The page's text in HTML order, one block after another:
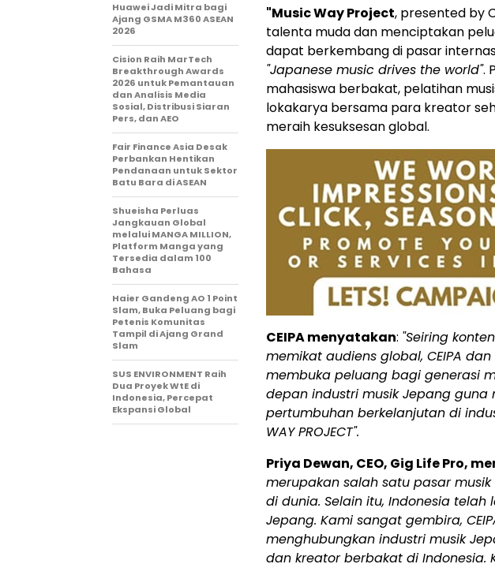
"Music Way Project, presented by
talenta muda dan menciptakan
dapat berkembang di pasar
"Japanese music drives the world".
mahasiswa berbakat, pelatihan
lokakarya bersama para kreator
meraih kesuksesan global.
CEIPA menyatakan: "Seiring
memikat audiens global, CEIPA
membuka peluang bagi generasi
depan industri musik Jepang
pertumbuhan berkelanjutan di
WAY PROJECT".
Priya Dewan, CEO, Gig Life Pro,
merupakan salah satu pasar
di dunia. Selain itu, Indonesia
Jepang. Kami sangat gembira,
menghubungkan industri musik
dan kreator berbakat di Indonesia.
Huawei Jadi Mitra bagi
Ajang GSMA M360 ASEAN
2026
Cision Raih MarTech
Breakthrough Awards
2026 untuk Pemantauan
dan Analisis Media
Sosial, Distribusi Siaran
Pers, dan AEO
Fair Finance Asia Desak
Perbankan Hentikan
Pendanaan untuk Sektor
Batu Bara di ASEAN
Shueisha Perluas
Jangkauan Global
melalui MANGA MILLION,
Platform Manga yang
Tersedia dalam 100
Bahasa
Haier Gandeng AO 1 Point
Slam, Buka Peluang bagi
Petenis Komunitas
Tampil di Ajang Grand
Slam
SUS ENVIRONMENT Raih
Dua Proyek WtE di
Indonesia, Percepat
Ekspansi Global